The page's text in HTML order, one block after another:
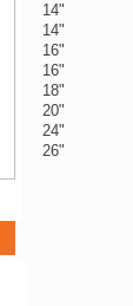
14"
14"
16"
16"
18"
20"
24"
26"